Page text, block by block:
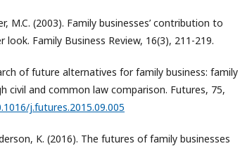
M.C. (2003). Family businesses’ contribution to
look. Family Business Review, 16(3), 211-219.
of future alternatives for family business: family
civil and common law comparison. Futures, 75,
j.futures.2015.09.005
K. (2016). The futures of family businesses